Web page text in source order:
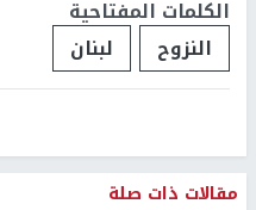
الكلمات المفتاحية
النزوح
لبنان
مقالات ذات صلة